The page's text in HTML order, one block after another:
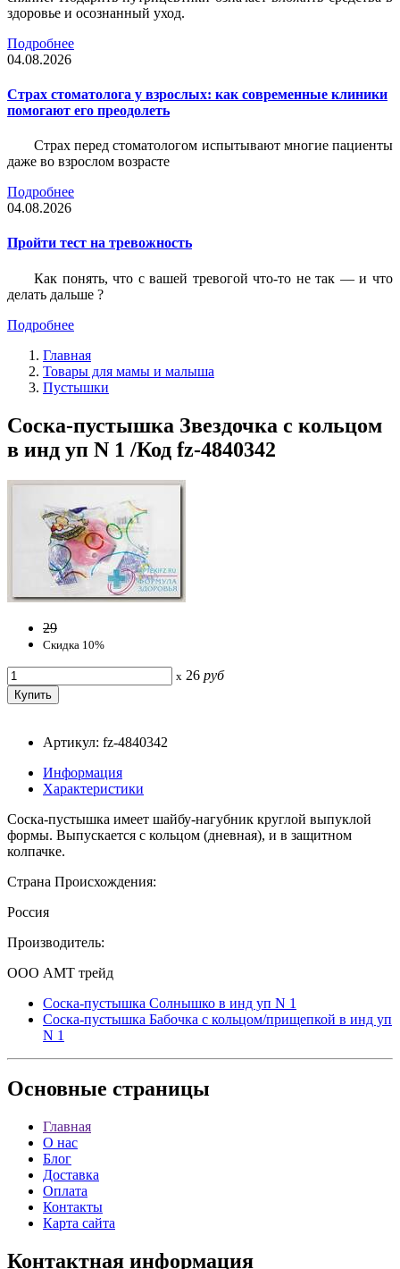
здоровье и осознанный уход.
Подробнее
04.08.2026
Страх стоматолога у взрослых: как современные клиники
помогают его преодолеть
Страх перед стоматологом испытывают многие пациенты
даже во взрослом возрасте
Подробнее
04.08.2026
Пройти тест на тревожность
Как понять, что с вашей тревогой что-то не так — и что
делать дальше ?
Подробнее
Главная
Товары для мамы и малыша
Пустышки
Соска-пустышка Звездочка с кольцом
в инд уп N 1 /Код fz-4840342
29
Скидка 10%
x 26 руб
Артикул: fz-4840342
Информация
Характеристики
Соска-пустышка имеет шайбу-нагубник круглой выпуклой
формы. Выпускается с кольцом (дневная), и в защитном
колпачке.
Страна Происхождения:
Россия
Производитель:
ООО АМТ трейд
Соска-пустышка Солнышко в инд уп N 1
Соска-пустышка Бабочка с кольцом/прищепкой в инд уп
N 1
Основные страницы
Главная
О нас
Блог
Доставка
Оплата
Контакты
Карта сайта
Контактная информация